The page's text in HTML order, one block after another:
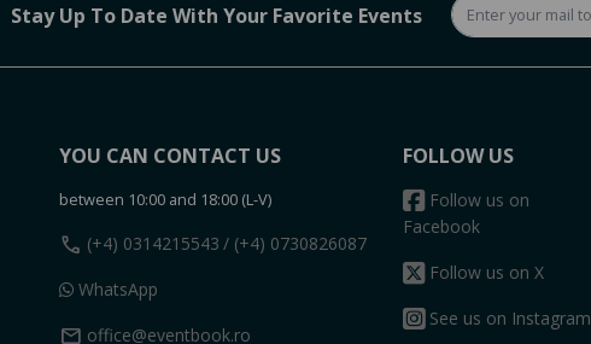
Stay Up To Date With Your Favorite Events
YOU CAN CONTACT US
between 10:00 and 18:00 (L-V)
call (+4) 0314215543 / (+4) 0730826087
WhatsApp
mail office@eventbook.ro
FOLLOW US
Follow us on
Facebook
Follow us on X
See us on Instagram